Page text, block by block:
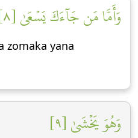
وَأَمَّا مَن جَآءَكَ يَسۡعَىٰ [٨]
zomaka yana
وَهُوَ يَخۡشَىٰ [٩]